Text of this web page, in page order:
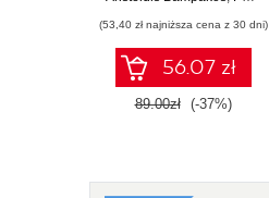
15. Wydanie IV
(53,40 zł najniższa cena z 30 dni)
56.07 zł
89.00zł (-37%)